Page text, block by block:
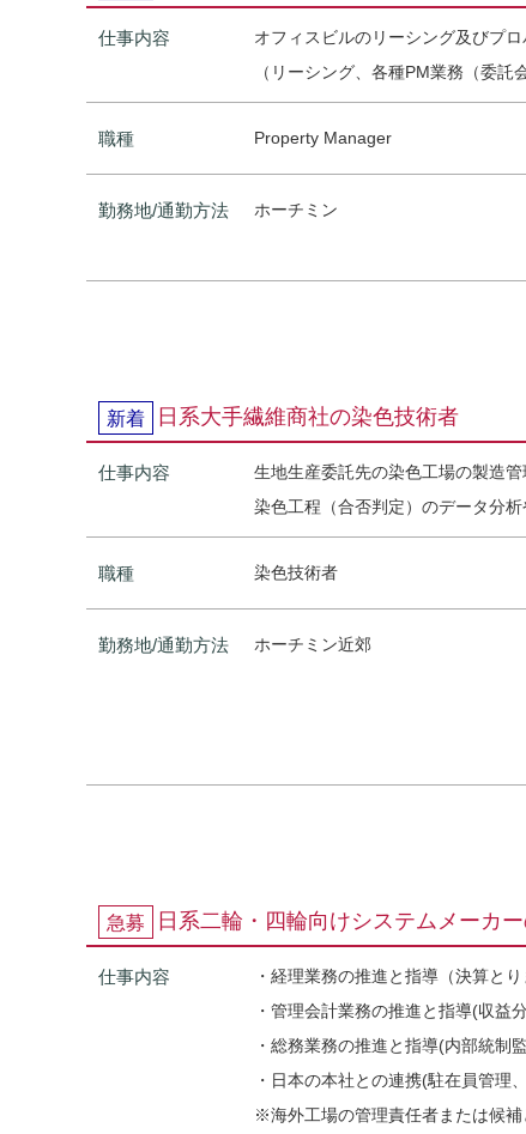
仕事内容
オフィスビルのリーシング及びプ
（リーシング、各種PM業務（委託
職種 Property Manager
勤務地/通勤方法 ホーチミン
新着 日系大手繊維商社の染色技術者
仕事内容
生地生産委託先の染色工場の製造管
染色工程（合否判定）のデータ分析
職種 染色技術者
勤務地/通勤方法 ホーチミン近郊
急募 日系二輪・四輪向けシステムメーカ
仕事内容
・経理業務の推進と指導（決算と
・管理会計業務の推進と指導(収益
・総務業務の推進と指導(内部統制
・日本の本社との連携(駐在員管理
※海外工場の管理責任者または候